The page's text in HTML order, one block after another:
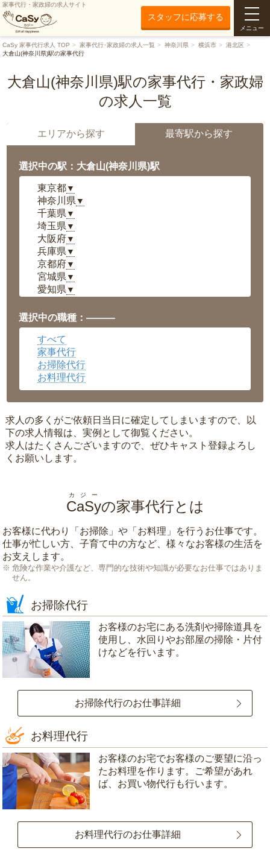
家事代行・家政婦の求人サイト
スタッフに応募する
メニュー
CaSy 家事代行求人 TOP 家事代行･家政婦の求人一覧 神奈川県 横浜市
港北区
大倉山(神奈川県)駅の家事代行
大倉山(神奈川県)駅の家事代行・家政婦
の求人一覧
エリアから探す 最寄駅から探す
選択中の駅：大倉山(神奈川県)駅
東京都▼
神奈川県 ▼
千葉県 ▼
埼玉県 ▼
大阪府▼
兵庫県 ▼
京都府▼
宮城県 ▼
愛知県 ▼
岡山県▼
広島県▼
沖縄県
選択中の職種：———
すべて
家事代行
お掃除代行
お料理代行
求人の多くがご依頼日当日に確定してしまいますので、以
下の求人情報は、実例として御覧ください。
求人はたくさんございますので、ぜひキャスト登録よろし
くお願いします。
CaSy
カジー
の家事代行とは
お客様に代わり「 お掃除 」や「 お料理 」を行うお仕事です。
仕事が忙しい方、子育て中の方など、様々なお客様の生活を
お支えします。
危険な作業や介護など、専門的な技術や知識が必要なお仕事ではありま
せん。
お掃除代行
お客様のお宅にある洗剤や掃除道具を
使用し、水回りやお部屋の掃除・片付
けなどを行います。
お掃除代行のお仕事詳細
お料理代行
お客様のお宅でお客様のご要望に沿っ
たお料理を作ります。ご希望があれ
ば、お買い物代行も行います。
お料理代行のお仕事詳細